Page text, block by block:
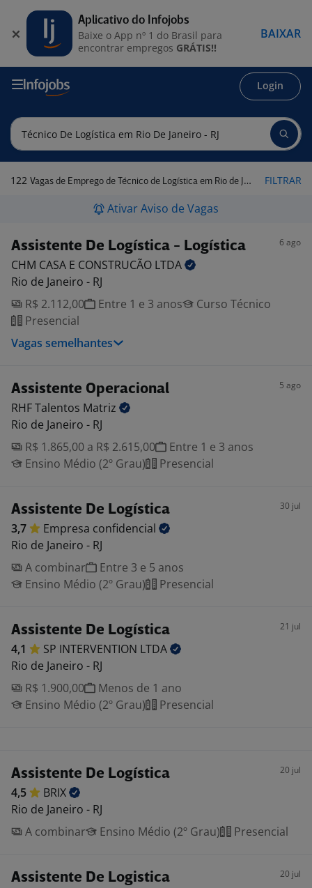
Login
122 Vagas de Emprego de Técnico de Logística em Rio de Janeiro - RJ FILTRAR
Ativar Aviso de Vagas
Assistente De Logística - Logística 6 ago
CHM CASA E CONSTRUCÃO LTDA
Rio de Janeiro - RJ
R$ 2.112,00
Entre 1 e 3 anos
Curso Técnico
Presencial
Vagas semelhantes
Assistente Operacional 5 ago
RHF Talentos Matriz
Rio de Janeiro - RJ
R$ 1.865,00 a R$ 2.615,00
Entre 1 e 3 anos
Ensino Médio (2º Grau)
Presencial
Assistente De Logística 30 jul
3,7 Empresa confidencial
Rio de Janeiro - RJ
A combinar
Entre 3 e 5 anos
Ensino Médio (2º Grau)
Presencial
Assistente De Logística 21 jul
4,1 SP INTERVENTION LTDA
Rio de Janeiro - RJ
R$ 1.900,00
Menos de 1 ano
Ensino Médio (2º Grau)
Presencial
Assistente De Logística 20 jul
4,5
BRIX
Rio de Janeiro - RJ
A combinar
Ensino Médio (2º Grau) Presencial
Assistente De Logistica 20 jul
Aplicativo do Infojobs
Baixe o App nº 1 do Brasil para
encontrar empregos GRÁTIS!!
BAIXAR